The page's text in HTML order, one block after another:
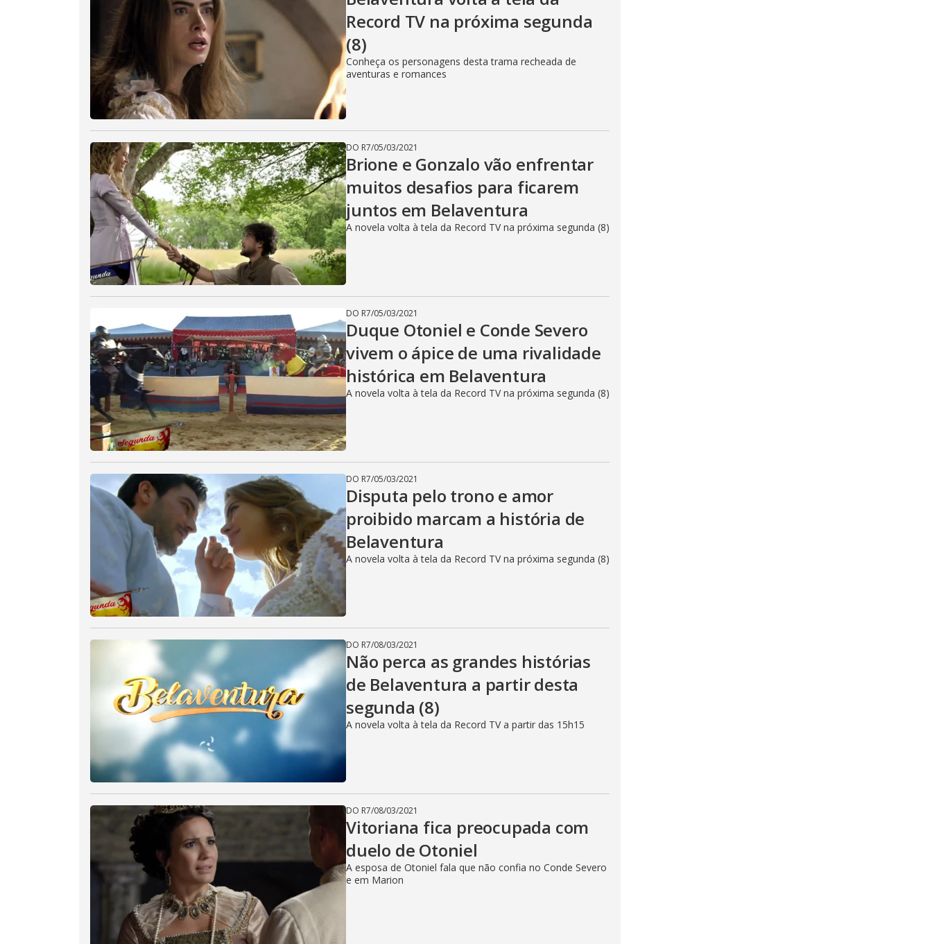
Record TV na próxima segunda
(8)
Conheça os personagens desta trama recheada de
aventuras e romances
DO R7/05/03/2021
Brione e Gonzalo vão enfrentar
muitos desafios para ficarem
juntos em Belaventura
A novela volta à tela da Record TV na próxima segunda (8)
DO R7/05/03/2021
Duque Otoniel e Conde Severo
vivem o ápice de uma rivalidade
histórica em Belaventura
A novela volta à tela da Record TV na próxima segunda (8)
DO R7/05/03/2021
Disputa pelo trono e amor
proibido marcam a história de
Belaventura
A novela volta à tela da Record TV na próxima segunda (8)
DO R7/08/03/2021
Não perca as grandes histórias
de Belaventura a partir desta
segunda (8)
A novela volta à tela da Record TV a partir das 15h15
DO R7/08/03/2021
Vitoriana fica preocupada com
duelo de Otoniel
A esposa de Otoniel fala que não confia no Conde Severo
e em Marion